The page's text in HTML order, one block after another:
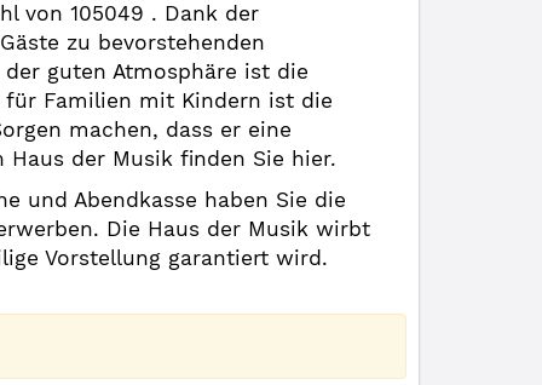
von 105049 . Dank der
zu bevorstehenden
guten Atmosphäre ist die
für Familien mit Kindern ist die
machen, dass er eine
der Musik finden Sie hier.
und Abendkasse haben Sie die
Die Haus der Musik wirbt
Vorstellung garantiert wird.